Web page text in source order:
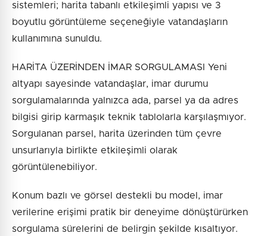
sistemleri; harita tabanlı etkileşimli yapısı ve 3
boyutlu görüntüleme seçeneğiyle vatandaşların
kullanımına sunuldu.
HARİTA ÜZERİNDEN İMAR SORGULAMASI Yeni
altyapı sayesinde vatandaşlar, imar durumu
sorgulamalarında yalnızca ada, parsel ya da adres
bilgisi girip karmaşık teknik tablolarla karşılaşmıyor.
Sorgulanan parsel, harita üzerinden tüm çevre
unsurlarıyla birlikte etkileşimli olarak
görüntülenebiliyor.
Konum bazlı ve görsel destekli bu model, imar
verilerine erişimi pratik bir deneyime dönüştürürken
sorgulama sürelerini de belirgin şekilde kısaltıyor.